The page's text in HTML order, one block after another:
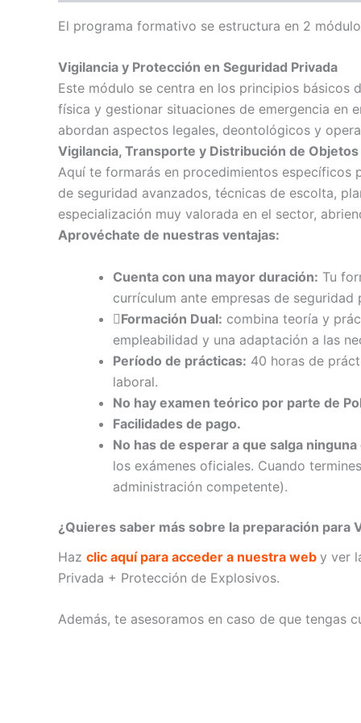
El programa formativo se estructura en 2
Vigilancia y Protección en Seguridad Privada
Este módulo se centra en los principios básicos
física y gestionar situaciones de emergencia en
abordan aspectos legales, deontológicos y
Vigilancia, Transporte y Distribución de
Aquí te formarás en procedimientos
de seguridad avanzados, técnicas de escolta,
especialización muy valorada en el sector,
Aprovéchate de nuestras ventajas:
Cuenta con una mayor duración: Tu
currículum ante empresas de seguridad
Formación Dual: combina teoría y
empleabilidad y una adaptación a las
Período de prácticas: 40 horas de
laboral.
No hay examen teórico por parte de
Facilidades de pago.
No has de esperar a que salga
los exámenes oficiales. Cuando
administración competente).
¿Quieres saber más sobre la preparación para
Haz clic aquí para acceder a nuestra web y ver
Privada + Protección de Explosivos.
Además, te asesoramos en caso de que tengas